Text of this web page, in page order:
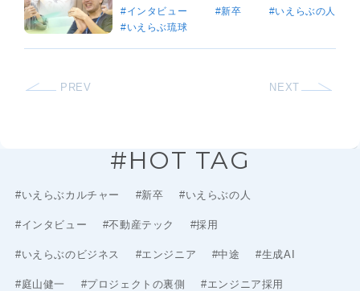
#インタビュー #新卒
#いえらぶの人
#いえらぶ琉球
PREV NEXT
#HOT TAG
#いえらぶカルチャー #新卒 #いえらぶの人
#インタビュー #不動産テック #採用
#いえらぶのビジネス #エンジニア #中途 #生成AI
#庭山健一 #プロジェクトの裏側 #エンジニア採用